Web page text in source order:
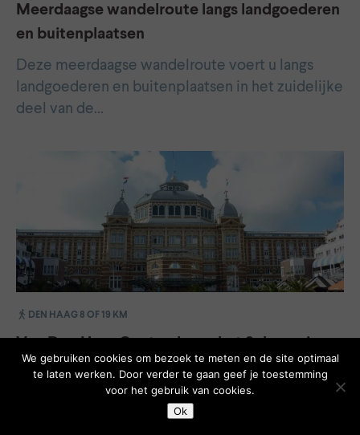
Meerdaagse wandelroute langs landgoederen
en buitenplaatsen
Deze meerdaagse wandelroute voert u langs
landgoederen en buitenplaatsen in het zuidelijke
deel van de…
DEN HAAG 8 OF 19 KM
strand
NS-wandeling van Den Haag Centraal naar
Scheveningen. Honden niet toegestaan op
We gebruiken cookies om bezoek te meten en de site optimaal
te laten werken. Door verder te gaan geef je toestemming
voor het gebruik van cookies.
Ok